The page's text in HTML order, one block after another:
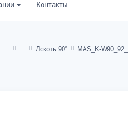
Контакты
Локоть 90° MAS_K-